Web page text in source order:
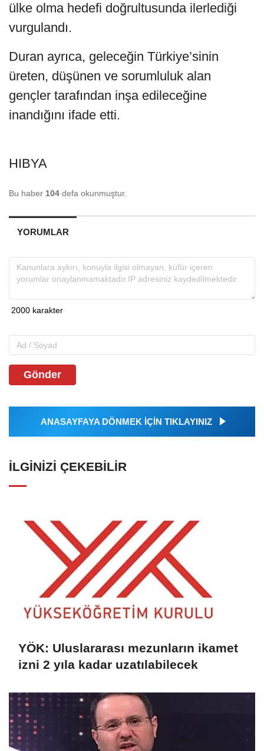
ülke olma hedefi doğrultusunda ilerlediği
vurgulandı.
Duran ayrıca, geleceğin Türkiye’sinin
üreten, düşünen ve sorumluluk alan
gençler tarafından inşa edileceğine
inandığını ifade etti.
HIBYA
Bu haber 104 defa okunmuştur.
YORUMLAR
Gönder
ANASAYFAYA DÖNMEK İÇİN TIKLAYINIZ
İLGINIZI ÇEKEBILIR
YÖK: Uluslararası mezunların ikamet
izni 2 yıla kadar uzatılabilecek